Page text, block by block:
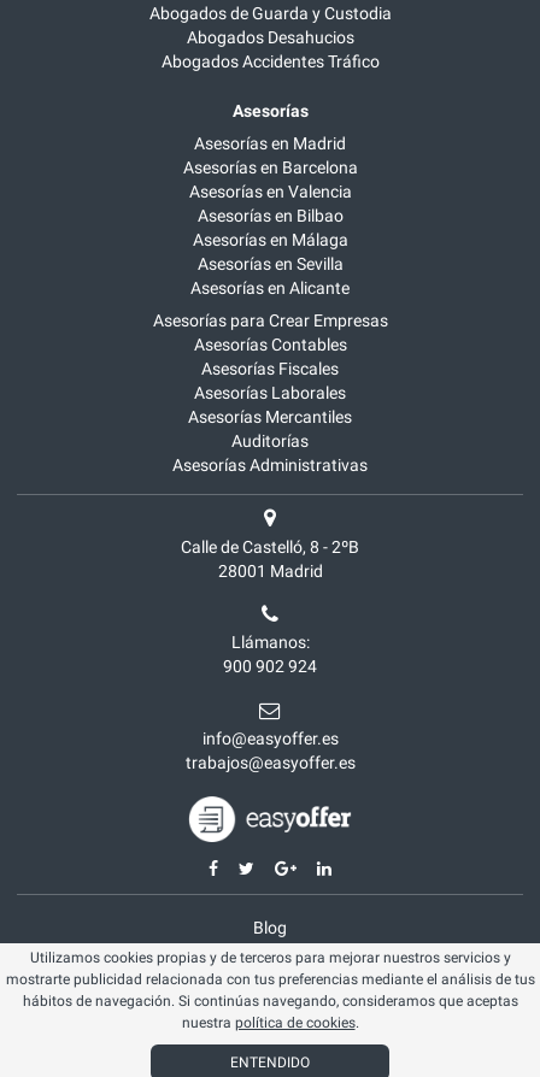
Abogados de Guarda y Custodia
Abogados Desahucios
Abogados Accidentes Tráfico
Asesorías
Asesorías en Madrid
Asesorías en Barcelona
Asesorías en Valencia
Asesorías en Bilbao
Asesorías en Málaga
Asesorías en Sevilla
Asesorías en Alicante
Asesorías para Crear Empresas
Asesorías Contables
Asesorías Fiscales
Asesorías Laborales
Asesorías Mercantiles
Auditorías
Asesorías Administrativas
Calle de Castelló, 8 - 2ºB
28001 Madrid
Llámanos:
900 902 924
info@easyoffer.es
trabajos@easyoffer.es
Blog
Opiniones
Aviso legal
Política cookies
© Easyoffer 2026. Todos los derechos reservados
Utilizamos cookies propias y de terceros para mejorar nuestros servicios y
mostrarte publicidad relacionada con tus preferencias mediante el análisis de tus
hábitos de navegación. Si continúas navegando, consideramos que aceptas
nuestra política de cookies.
ENTENDIDO